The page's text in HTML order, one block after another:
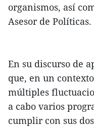
organismos, así
Asesor de Políticas.
En su discurso de
que, en un
múltiples
a cabo varios
cumplir con sus